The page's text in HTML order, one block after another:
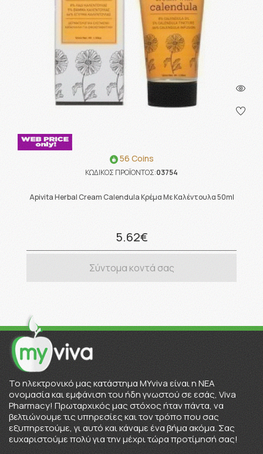
56 Coins
ΚΩΔΙΚΟΣ ΠΡΟΪΟΝΤΟΣ:03754
Apivita Herbal Cream Calendula Κρέμα Με Καλέντουλα 50ml
5.62€
Σύντομα κοντά σας
To ηλεκτρονικό μας κατάστημα MYviva είναι η ΝΕΑ
ονομασία και εμφάνιση του ήδη γνωστού σε εσάς, Viva
Pharmacy! Πρωταρχικός μας στόχος ήταν πάντα, να
βελτιώνουμε τις υπηρεσίες και τον τρόπο που σας
εξυπηρετούμε, γι αυτό και κάναμε ένα βήμα ακόμα. Σας
ευχαριστούμε πολύ για την μέχρι τώρα προτίμησή σας!